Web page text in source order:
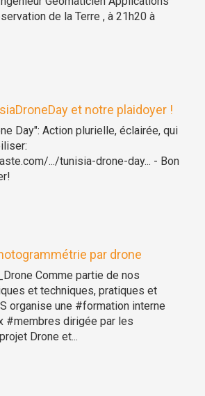
de la Terre , à 21h20 à
et notre plaidoyer !
Day": Action plurielle, éclairée, qui
.../tunisia-drone-day... - Bon
par drone
Comme partie de nos
et techniques, pratiques et
organise une #formation interne
#membres dirigée par les
Drone et...